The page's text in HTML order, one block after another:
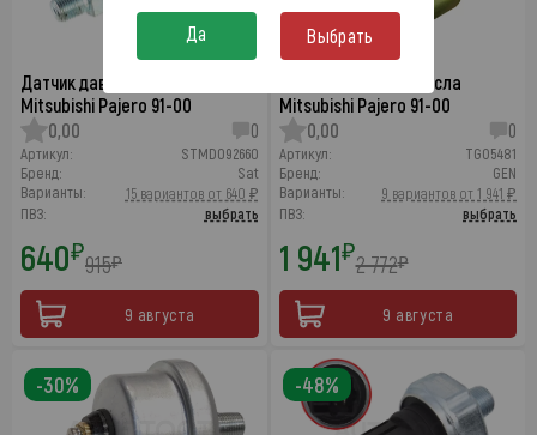
Датчик давления масла
Mitsubishi Pajero 91-00
0,00
0
Артикул:
STMD092660
Бренд:
Sat
Варианты:
15 вариантов от 640 ₽
ПВЗ:
выбрать
640₽915₽
9 августа
Датчик давления масла
Mitsubishi Pajero 91-00
0,00
0
Артикул:
TGO5481
Бренд:
GEN
Варианты:
9 вариантов от 1 941 ₽
ПВЗ:
выбрать
1 941₽2 772₽
9 августа
-30% -48%
Да Выбрать